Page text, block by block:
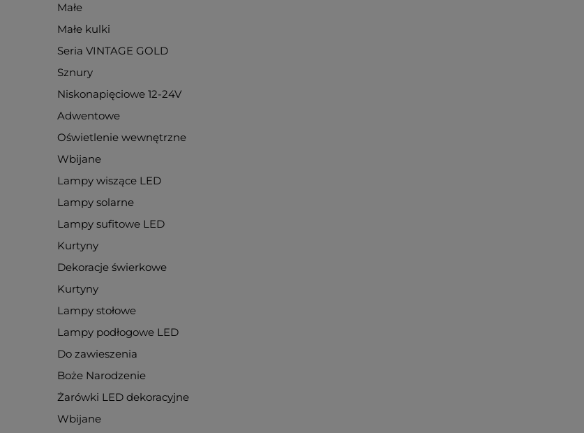
Małe
Małe kulki
Seria VINTAGE GOLD
Sznury
Niskonapięciowe 12-24V
Adwentowe
Oświetlenie wewnętrzne
Wbijane
Lampy wiszące LED
Lampy solarne
Lampy sufitowe LED
Kurtyny
Dekoracje świerkowe
Kurtyny
Lampy stołowe
Lampy podłogowe LED
Do zawieszenia
Boże Narodzenie
Żarówki LED dekoracyjne
Wbijane